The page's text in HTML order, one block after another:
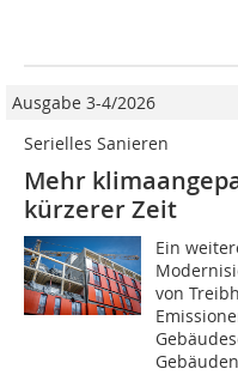
Ausgabe 3-4/2026
Serielles Sanieren
Mehr
kürzerer Zeit
Ein
von